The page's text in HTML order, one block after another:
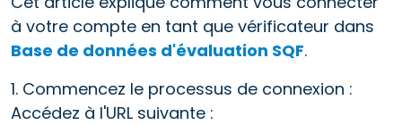
à votre compte en tant que vérificateur dans
Base de données d'évaluation SQF.
1. Commencez le processus de connexion :
Accédez à l'URL suivante :